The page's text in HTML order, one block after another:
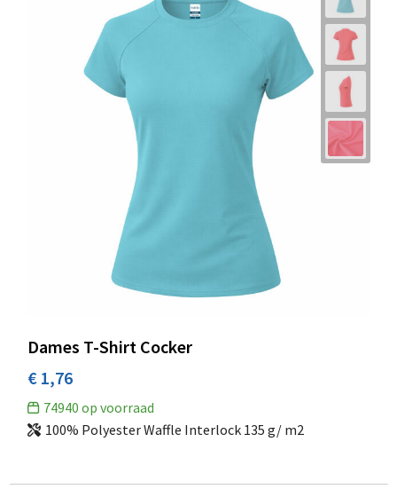
Dames T-Shirt Cocker
€ 1,76
74940 op voorraad
100% Polyester Waffle Interlock 135 g/ m2